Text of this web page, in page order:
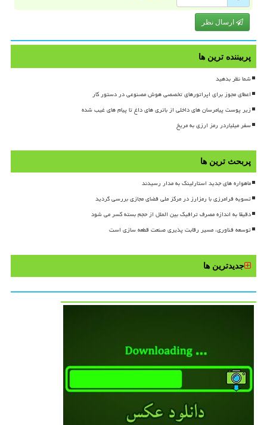
ارسال نظر
پربیننده ترین ها
شما نظر بدهید
اعطای مجوز برای اپراتورهای تخصصی هوش مصنوعی در دستور کار
زیر پوست پیامرسان های داخلی از باتری های داغ تا پیام های غیب شده
سفر میلیاردر رمز ارزی به مریخ
پربحث ترین ها
ماهواره های جدید استارلینک به مدار رسیدند
تسویه فرامرزی با رمزارز در مرکز ملی فضای مجازی بررسی گردید
دقیقا به اندازه مصرف ترافیک بین الملل از حجم بسته کسر می شود
توسعه فناوری، مسیر رقابت پذیری صنعت قطعه سازی است
جدیدترین ها